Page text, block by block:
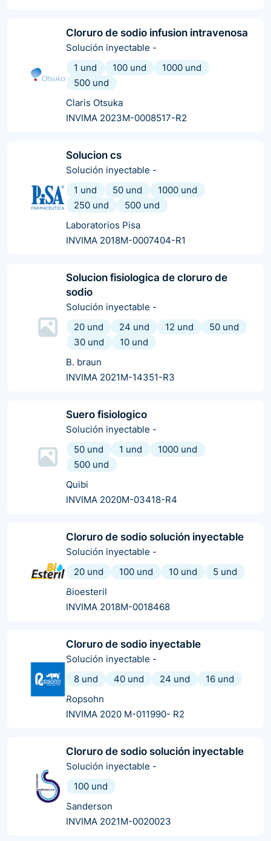
Cloruro de sodio infusion intravenosa
Solución inyectable -
1 und
100 und
1000 und
500 und
Claris Otsuka
INVIMA 2023M-0008517-R2
Solucion cs
Solución inyectable -
1 und
50 und
1000 und
250 und
500 und
Laboratorios Pisa
INVIMA 2018M-0007404-R1
Solucion fisiologica de cloruro de
sodio
Solución inyectable -
20 und
24 und 12 und
50 und
30 und
10 und
B. braun
INVIMA 2021M-14351-R3
Suero fisiologico
Solución inyectable -
50 und
1 und
1000 und
500 und
Quibi
INVIMA 2020M-03418-R4
Cloruro de sodio solución inyectable
Solución inyectable -
20 und
100 und 10 und
5 und
Bioesteril
INVIMA 2018M-0018468
Cloruro de sodio inyectable
Solución inyectable -
8 und
40 und 24 und
16 und
Ropsohn
INVIMA 2020 M-011990- R2
Cloruro de sodio solución inyectable
Solución inyectable -
100 und
Sanderson
INVIMA 2021M-0020023